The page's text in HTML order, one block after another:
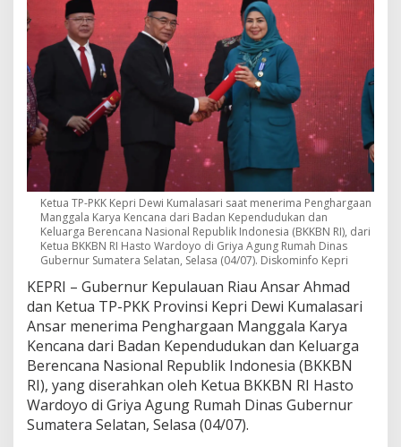
h
n
g
g
a
l
a
K
a
r
y
a
K
e
c
a
Ketua TP-PKK Kepri Dewi Kumalasari saat menerima Penghargaan
Manggala Karya Kencana dari Badan Kependudukan dan
Keluarga Berencana Nasional Republik Indonesia (BKKBN RI), dari
Ketua BKKBN RI Hasto Wardoyo di Griya Agung Rumah Dinas
Gubernur Sumatera Selatan, Selasa (04/07). Diskominfo Kepri
KEPRI – Gubernur Kepulauan Riau Ansar Ahmad
dan Ketua TP-PKK Provinsi Kepri Dewi Kumalasari
Ansar menerima Penghargaan Manggala Karya
Kencana dari Badan Kependudukan dan Keluarga
Berencana Nasional Republik Indonesia (BKKBN
RI), yang diserahkan oleh Ketua BKKBN RI Hasto
Wardoyo di Griya Agung Rumah Dinas Gubernur
Sumatera Selatan, Selasa (04/07).